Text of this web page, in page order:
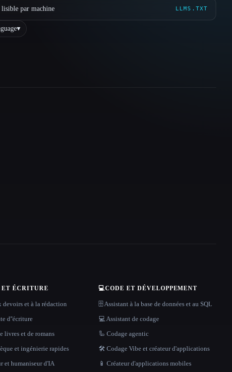
par machine LLMS.TXT
▾
ÉCRITURE
devoirs et à la rédaction
d''écriture
livres et de romans
et ingénierie rapides
et humaniseur d'IA
💻CODE ET DÉVELOPPEMENT
🗄️ Assistant à la base de données et au SQL
💻 Assistant de codage
🦾 Codage agentic
🛠️ Codage Vibe et créateur d'applications
📱 Créateur d'applications mobiles